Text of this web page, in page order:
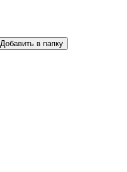
Добавить в папку